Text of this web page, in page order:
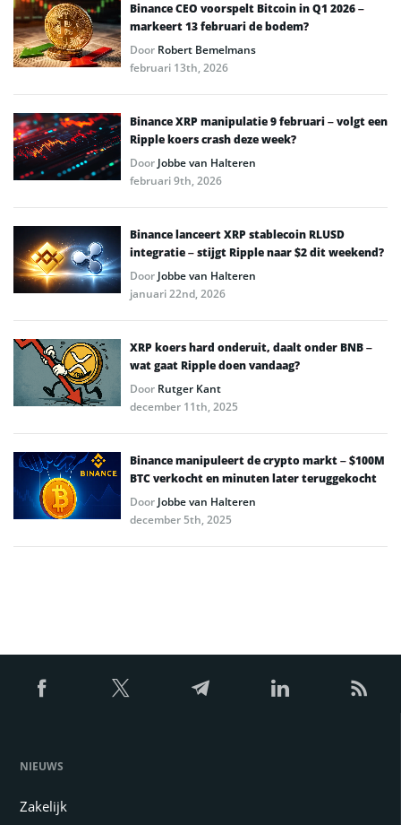
Binance CEO voorspelt Bitcoin in Q1 2026 –
markeert 13 februari de bodem?
Door Robert Bemelmans
februari 13th, 2026
Binance XRP manipulatie 9 februari – volgt een
Ripple koers crash deze week?
Door Jobbe van Halteren
februari 9th, 2026
Binance lanceert XRP stablecoin RLUSD
integratie – stijgt Ripple naar $2 dit weekend?
Door Jobbe van Halteren
januari 22nd, 2026
XRP koers hard onderuit, daalt onder BNB –
wat gaat Ripple doen vandaag?
Door Rutger Kant
december 11th, 2025
Binance manipuleert de crypto markt – $100M
BTC verkocht en minuten later teruggekocht
Door Jobbe van Halteren
december 5th, 2025
NIEUWS
Zakelijk